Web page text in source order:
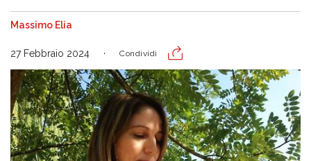
Massimo Elia
27 Febbraio 2024 Condividi